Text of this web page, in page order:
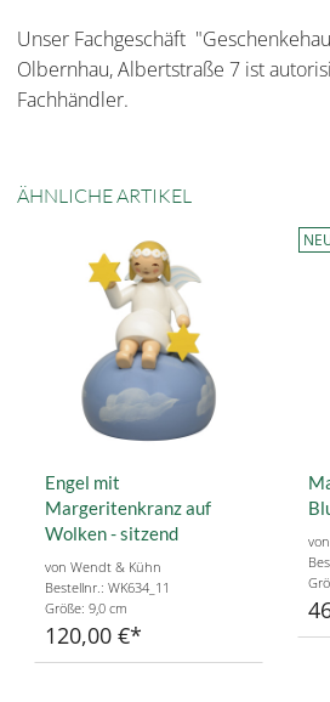
Unser Fachgeschäft
Olbernhau, Albertstraße 7 ist
Fachhändler.
ÄHNLICHE ARTIKEL
Engel mit
Margeritenkranz auf
Wolken - sitzend
von Wendt & Kühn
Bestellnr.: WK634_11
Größe: 9,0 cm
120,00 €